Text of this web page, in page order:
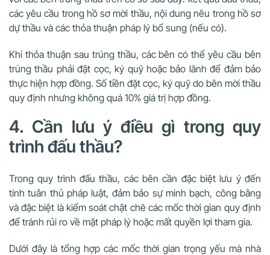
các yêu cầu trong hồ sơ mời thầu, nội dung nêu trong hồ sơ
dự thầu và các thỏa thuận pháp lý bổ sung (nếu có).
Khi thỏa thuận sau trúng thầu, các bên có thể yêu cầu bên
trúng thầu phải đặt cọc, ký quỹ hoặc bảo lãnh để đảm bảo
thực hiện hợp đồng. Số tiền đặt cọc, ký quỹ do bên mời thầu
quy định nhưng không quá 10% giá trị hợp đồng.
4. Cần lưu ý điều gì trong quy
trình đấu thầu?
Trong quy trình đấu thầu, các bên cần đặc biệt lưu ý đến
tínhtuân thủ pháp luật, đảm bảo sự minh bạch, công bằng
và đặc biệt là kiểm soát chặt chẽ các mốc thời gian quy định
để tránh rủi ro về mặt pháp lý hoặc mất quyền lợi tham gia.
Dưới đây là tổng hợp các mốc thời gian trọng yếu mà nhà